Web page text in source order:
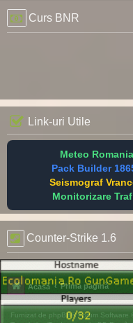
Curs BNR
Link-uri Utile
Meteo
Pack Builder
Seismograf
Monitorizare
Counter-Strike 1.6
Acasă Prima pagină
Furnizat de phpBB® Forum Software